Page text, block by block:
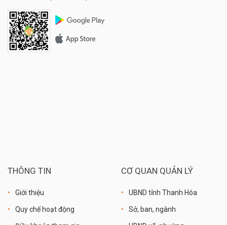
THÔNG TIN
Giới thiệu
Quy chế hoạt động
CƠ QUAN QUẢN LÝ
UBND tỉnh Thanh Hóa
Sở, ban, ngành